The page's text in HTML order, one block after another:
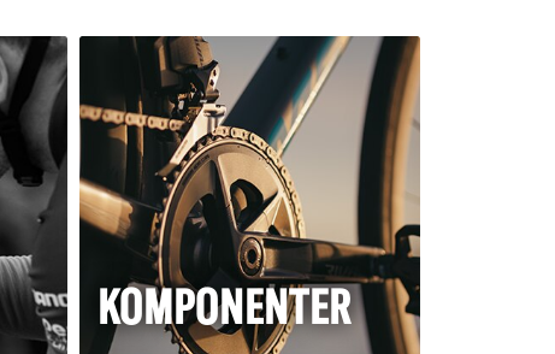
KOMPONENTER